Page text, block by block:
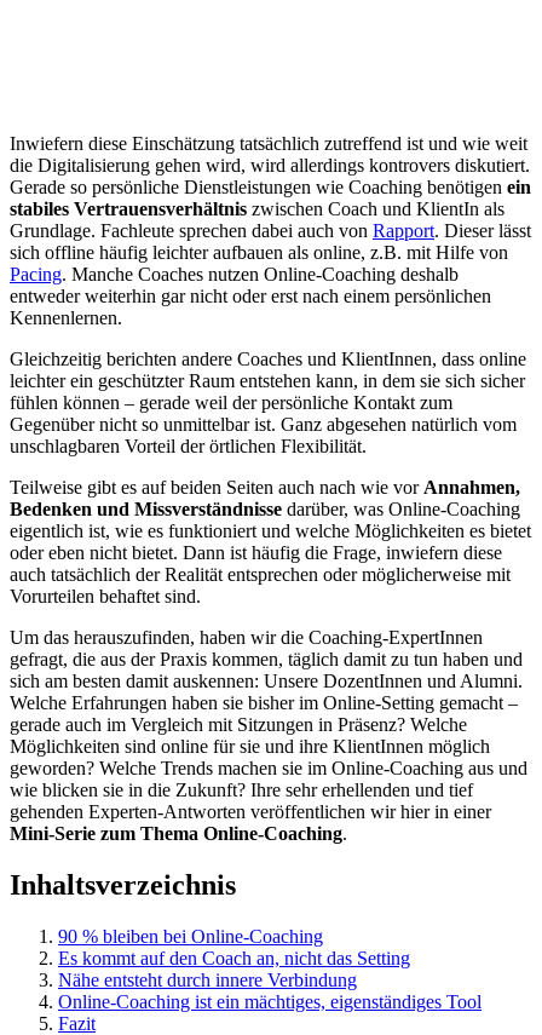
Inwiefern diese Einschätzung tatsächlich zutreffend ist und wie weit
die Digitalisierung gehen wird, wird allerdings kontrovers diskutiert.
Gerade so persönliche Dienstleistungen wie Coaching benötigen ein
stabiles Vertrauensverhältnis zwischen Coach und KlientIn als
Grundlage. Fachleute sprechen dabei auch von Rapport. Dieser lässt
sich offline häufig leichter aufbauen als online, z.B. mit Hilfe von
Pacing. Manche Coaches nutzen Online-Coaching deshalb
entweder weiterhin gar nicht oder erst nach einem persönlichen
Kennenlernen.
Gleichzeitig berichten andere Coaches und KlientInnen, dass online
leichter ein geschützter Raum entstehen kann, in dem sie sich sicher
fühlen können – gerade weil der persönliche Kontakt zum
Gegenüber nicht so unmittelbar ist. Ganz abgesehen natürlich vom
unschlagbaren Vorteil der örtlichen Flexibilität.
Teilweise gibt es auf beiden Seiten auch nach wie vor Annahmen,
Bedenken und Missverständnisse darüber, was Online-Coaching
eigentlich ist, wie es funktioniert und welche Möglichkeiten es bietet
oder eben nicht bietet. Dann ist häufig die Frage, inwiefern diese
auch tatsächlich der Realität entsprechen oder möglicherweise mit
Vorurteilen behaftet sind.
Um das herauszufinden, haben wir die Coaching-ExpertInnen
gefragt, die aus der Praxis kommen, täglich damit zu tun haben und
sich am besten damit auskennen: Unsere DozentInnen und Alumni.
Welche Erfahrungen haben sie bisher im Online-Setting gemacht –
gerade auch im Vergleich mit Sitzungen in Präsenz? Welche
Möglichkeiten sind online für sie und ihre KlientInnen möglich
geworden? Welche Trends machen sie im Online-Coaching aus und
wie blicken sie in die Zukunft? Ihre sehr erhellenden und tief
gehenden Experten-Antworten veröffentlichen wir hier in einer
Mini-Serie zum Thema Online-Coaching.
Inhaltsverzeichnis
90 % bleiben bei Online-Coaching
Es kommt auf den Coach an, nicht das Setting
Nähe entsteht durch innere Verbindung
Online-Coaching ist ein mächtiges, eigenständiges Tool
Fazit